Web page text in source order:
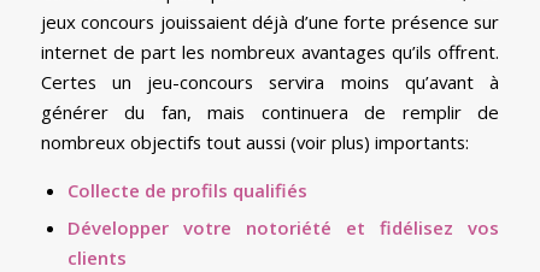
jeux concours jouissaient déjà d’une forte présence sur
internet de part les nombreux avantages qu’ils offrent.
Certes un jeu-concours servira moins qu’avant à
générer du fan, mais continuera de remplir de
nombreux objectifs tout aussi (voir plus) importants:
Collecte de profils qualifiés
Développer votre notoriété et fidélisez vos
clients